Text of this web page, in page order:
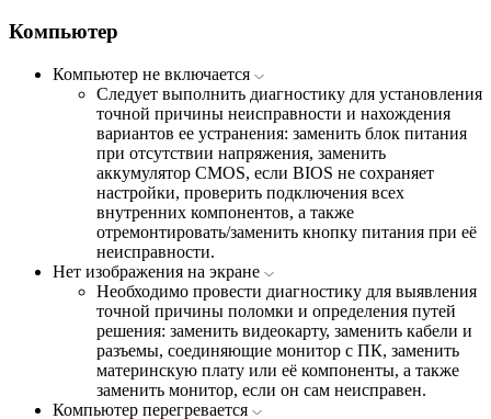
Компьютер
Компьютер не включается
Следует выполнить диагностику для установления
точной причины неисправности и нахождения
вариантов ее устранения: заменить блок питания
при отсутствии напряжения, заменить
аккумулятор CMOS, если BIOS не сохраняет
настройки, проверить подключения всех
внутренних компонентов, а также
отремонтировать/заменить кнопку питания при её
неисправности.
Нет изображения на экране
Необходимо провести диагностику для выявления
точной причины поломки и определения путей
решения: заменить видеокарту, заменить кабели и
разъемы, соединяющие монитор с ПК, заменить
материнскую плату или её компоненты, а также
заменить монитор, если он сам неисправен.
Компьютер перегревается